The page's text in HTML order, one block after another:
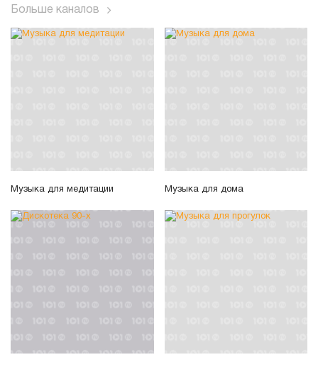
Больше каналов
Музыка для медитации Музыка для дома